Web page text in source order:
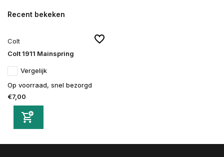
Recent bekeken
Colt
Colt 1911 Mainspring
Vergelijk
Op voorraad, snel bezorgd
€7,00